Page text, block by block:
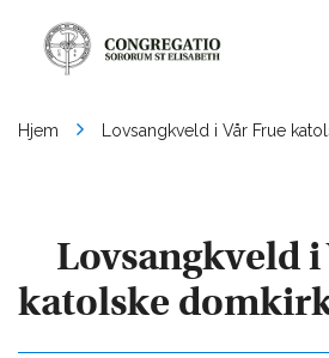
Hjem Lovsangkveld i Vår Frue
Lovsangkveld i
katolske